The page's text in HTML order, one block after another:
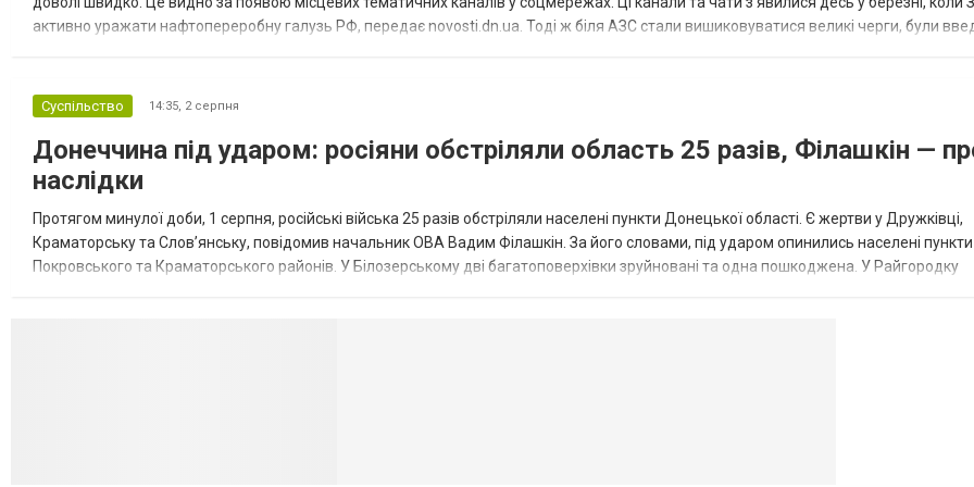
активно уражати нафтопереробну галузь РФ, передає novosti.dn.ua. Тоді ж біля АЗС стали вишиковуватися великі черги, були
Суспільство 14:35, 2 серпня
Донеччина під ударом: росіяни обстріляли область 25 разів, Філашкін —
наслідки
Протягом минулої доби, 1 серпня, російські війська 25 разів обстріляли населені пункти Донецької області. Є жертви у Дружківці,
Краматорську та Слов’янську, повідомив начальник ОВА Вадим Філашкін. За його словами, під ударом опинились населені пункти
Покровського та Краматорського районів. У Білозерському дві багатоповерхівки зруйновані та одна пошкоджена. У Райгородку